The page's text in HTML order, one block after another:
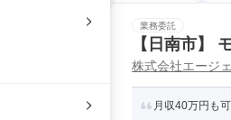
業務委託
【日南市】
T)
株式会社エージ
月収40万円も